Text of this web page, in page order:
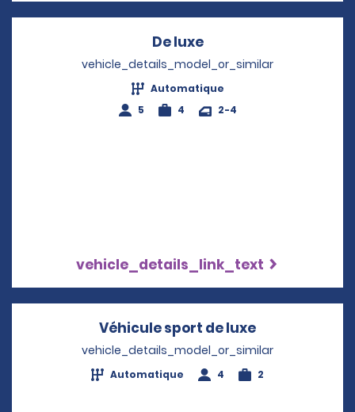
De luxeOpens in a new
vehicle_details_model_or_similar
Automatique
5
4 2-4
vehicle_details_link_text
Véhicule sport de luxe
vehicle_details_model_or_similar
Automatique 4 2